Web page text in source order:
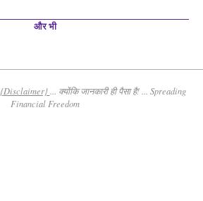
और भी
{Disclaimer}
... क्योंकि जानकारी ही पैसा है! ... Spreading
Financial Freedom